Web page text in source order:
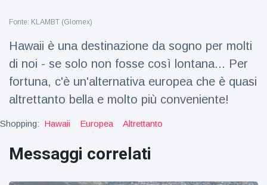
Ultime notizie
Dylan
Sprouse e
Barbara
rivelano di
una
bambina
Millie Bobby
Brown
sua figlia ad
Visualizzazioni
Fonte: KLAMBT (Glomex)
Hawaii è una destinazione da sogno per molti
di noi - se solo non fosse così lontana... Per
fortuna, c'è un'alternativa europea che è quasi
altrettanto bella e molto più conveniente!
Shopping: Hawaii Europea Altrettanto
Messaggi correlati